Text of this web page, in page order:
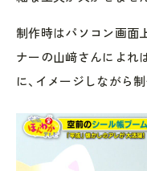
制作時はパソコン画面
ナーの山﨑さんによれ
に、イメージしながら